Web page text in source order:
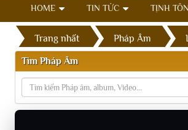
HOME TIN TỨC TỊNH
Trang nhất Pháp Âm
Tìm Pháp Âm